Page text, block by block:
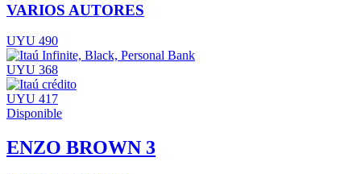
VARIOS AUTORES
UYU 490
UYU 368
UYU 417
Disponible
ENZO BROWN 3